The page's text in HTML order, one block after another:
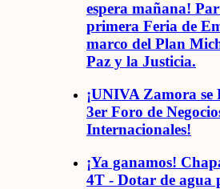
espera mañana!
primera Feria de
marco del Plan
Paz y la Justicia.
¡UNIVA Zamora se
3er Foro de
Internacionales!
¡Ya ganamos!
4T - Dotar de agua